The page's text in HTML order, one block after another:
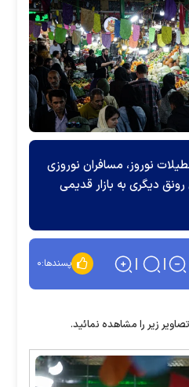
نوروز، مسافران نوروزی
دیگری به بازار قدیمی
پسندها:۰
زیر را مشاهده نمائید.